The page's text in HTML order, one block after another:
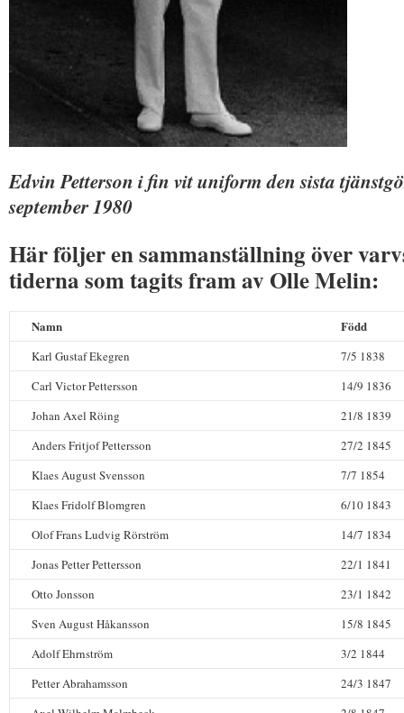
Edvin Petterson i fin vit uniform den sista
september 1980
Här följer en sammanställning över
tiderna som tagits fram av Olle Melin:
Namn Född
Karl Gustaf Ekegren
7/5 1838
Carl Victor Pettersson
14/9 1836
Johan Axel Röing
21/8 1839
Anders Fritjof Pettersson
27/2 1845
Klaes August Svensson
7/7 1854
Klaes Fridolf Blomgren
6/10 1843
Olof Frans Ludvig Rörström
14/7 1834
Jonas Petter Pettersson
22/1 1841
Otto Jonsson
23/1 1842
Sven August Håkansson
15/8 1845
Adolf Ehrnström
3/2 1844
Petter Abrahamsson
24/3 1847